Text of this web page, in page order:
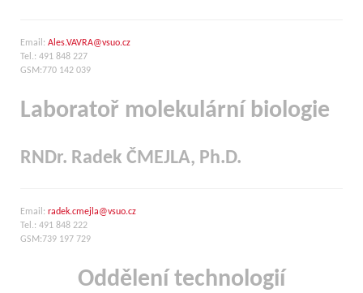
Email: Ales.VAVRA@vsuo.cz
Tel.: 491 848 227
GSM:770 142 039
Laboratoř molekulární biologie
RNDr. Radek ČMEJLA, Ph.D.
Email: radek.cmejla@vsuo.cz
Tel.: 491 848 222
GSM:739 197 729
Oddělení technologií